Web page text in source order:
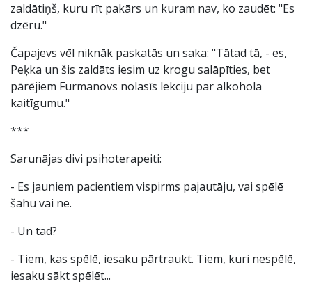
zaldātiņš, kuru rīt pakārs un kuram nav, ko zaudēt: "Es
dzēru."
Čapajevs vēl niknāk paskatās un saka: "Tātad tā, - es,
Peķka un šis zaldāts iesim uz krogu salāpīties, bet
pārējiem Furmanovs nolasīs lekciju par alkohola
kaitīgumu."
***
Sarunājas divi psihoterapeiti:
- Es jauniem pacientiem vispirms pajautāju, vai spēlē
šahu vai ne.
- Un tad?
- Tiem, kas spēlē, iesaku pārtraukt. Tiem, kuri nespēlē,
iesaku sākt spēlēt...